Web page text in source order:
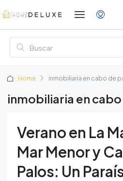
Home inmobiliaria en cabo de
inmobiliaria en
Verano en La
Mar Menor y
Palos: Un